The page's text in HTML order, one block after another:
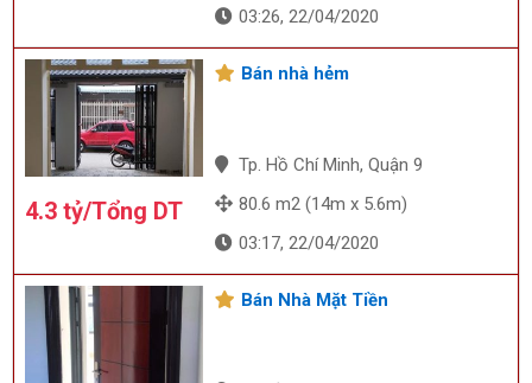
03:26, 22/04/2020
4.3 tỷ/Tổng DT
Bán nhà hẻm
Tp. Hồ Chí Minh, Quận 9
80.6 m2 (14m x 5.6m)
03:17, 22/04/2020
Bán Nhà Mặt Tiền